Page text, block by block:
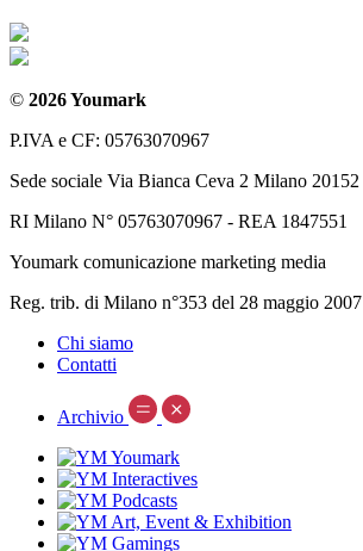
© 2026 Youmark
P.IVA e CF: 05763070967
Sede sociale Via Bianca Ceva 2 Milano 20152
RI Milano N° 05763070967 - REA 1847551
Youmark comunicazione marketing media
Reg. trib. di Milano n°353 del 28 maggio 2007
Chi siamo
Contatti
Archivio